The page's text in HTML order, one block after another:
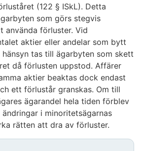
(122 § ISkL). Detta
som görs stegvis
använda förluster. Vid
aktier eller andelar som bytt
hänsyn tas till ägarbyten som skett
då förlusten uppstod. Affärer
aktier beaktas dock endast
ett förlustår granskas. Om till
ägarandel hela tiden förblev
i minoritetsägarnas
rätten att dra av förluster.